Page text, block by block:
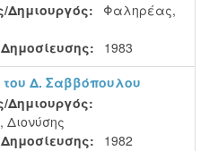
Φαληρέας,
1983
Δ. Σαββόπουλου
Διονύσης
1982